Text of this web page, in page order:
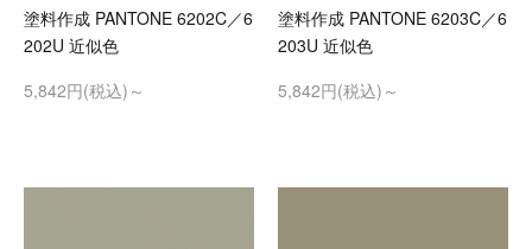
塗料作成 PANTONE 6202C／6
202U 近似色
5,842円(税込)～
塗料作成 PANTONE 6203C／6
203U 近似色
5,842円(税込)～